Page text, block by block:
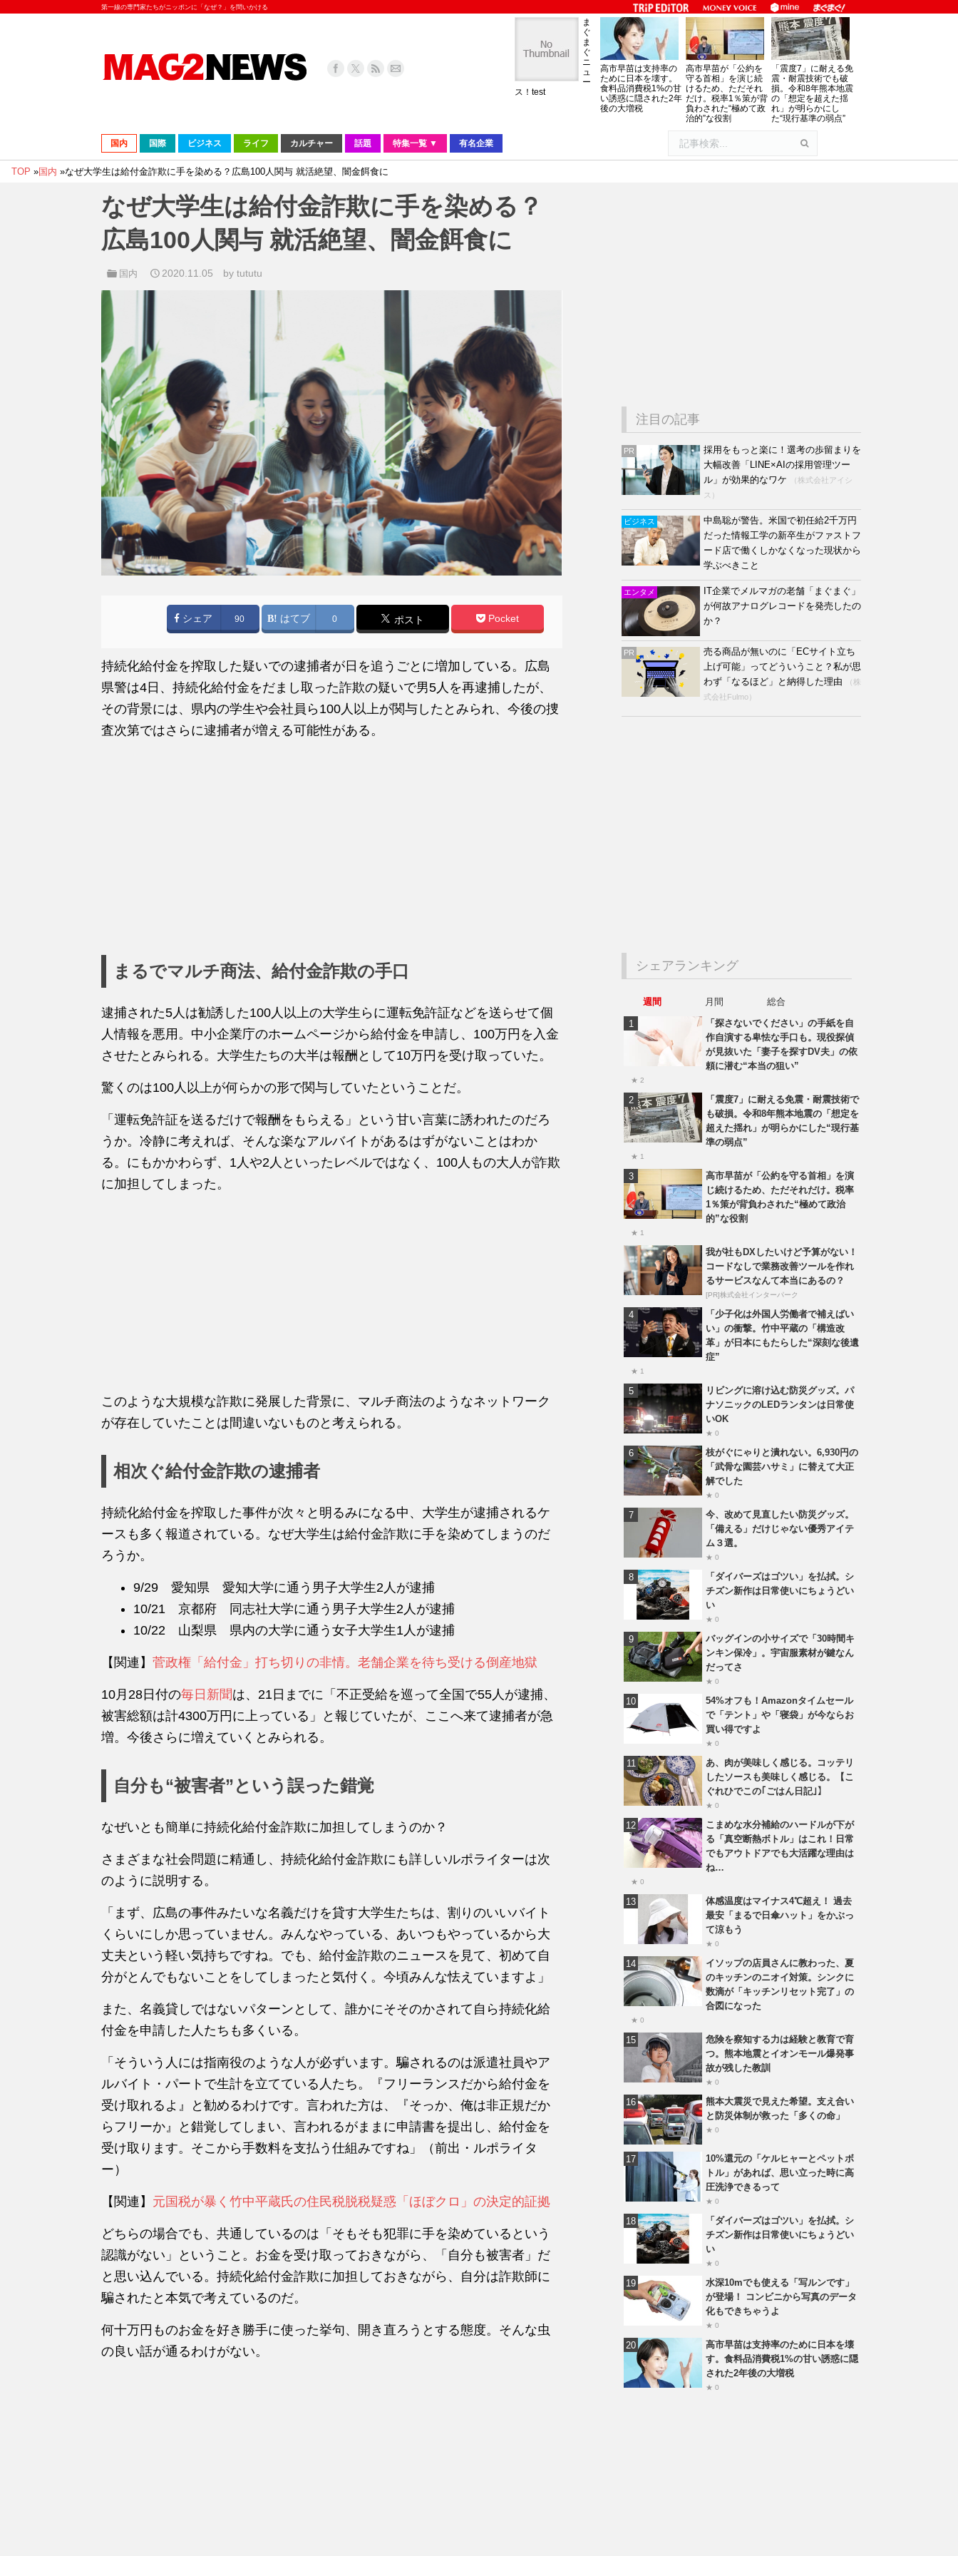
第一線の専門家たちがニッポンに「なぜ？」を問いかける
ま
ぐ
ま
ぐ
ニ
ュ
ー
ス！test
高市早苗は支持率の
ために日本を壊す。
食料品消費税1%の甘
い誘惑に隠された2年
後の大増税
高市早苗が「公約を
守る首相」を演じ続
けるため、ただそれ
だけ。税率1％策が背
負わされた“極めて政
治的”な役割
「震度7」に耐える免
震・耐震技術でも破
損。令和8年熊本地震
の「想定を超えた揺
れ」が明らかにし
た“現行基準の弱点”
国内 国際 ビジネス ライフ カルチャー 話題 特集一覧 ▼ 有名企業
TOP »国内 »なぜ大学生は給付金詐欺に手を染める？広島100人関与 就活絶望、闇金餌食に
なぜ大学生は給付金詐欺に手を染める？
広島100人関与 就活絶望、闇金餌食に
国内 2020.11.05 by tututu
シェア 90 はてブ 0 ポスト Pocket
持続化給付金を搾取した疑いでの逮捕者が日を追うごとに増加している。広島
県警は4日、持続化給付金をだまし取った詐欺の疑いで男5人を再逮捕したが、
その背景には、県内の学生や会社員ら100人以上が関与したとみられ、今後の捜
査次第ではさらに逮捕者が増える可能性がある。
まるでマルチ商法、給付金詐欺の手口
逮捕された5人は勧誘した100人以上の大学生らに運転免許証などを送らせて個
人情報を悪用。中小企業庁のホームページから給付金を申請し、100万円を入金
させたとみられる。大学生たちの大半は報酬として10万円を受け取っていた。
驚くのは100人以上が何らかの形で関与していたということだ。
「運転免許証を送るだけで報酬をもらえる」という甘い言葉に誘われたのだろ
うか。冷静に考えれば、そんな楽なアルバイトがあるはずがないことはわか
る。にもかかわらず、1人や2人といったレベルではなく、100人もの大人が詐欺
に加担してしまった。
このような大規模な詐欺に発展した背景に、マルチ商法のようなネットワーク
が存在していたことは間違いないものと考えられる。
相次ぐ給付金詐欺の逮捕者
持続化給付金を搾取した事件が次々と明るみになる中、大学生が逮捕されるケ
ースも多く報道されている。なぜ大学生は給付金詐欺に手を染めてしまうのだ
ろうか。
9/29 愛知県 愛知大学に通う男子大学生2人が逮捕
10/21 京都府 同志社大学に通う男子大学生2人が逮捕
10/22 山梨県 県内の大学に通う女子大学生1人が逮捕
【関連】 菅政権「給付金」打ち切りの非情。老舗企業を待ち受ける倒産地獄
10月28日付の毎日新聞は、21日までに「不正受給を巡って全国で55人が逮捕、
被害総額は計4300万円に上っている」と報じていたが、ここへ来て逮捕者が急
増。今後さらに増えていくとみられる。
自分も“被害者”という誤った錯覚
なぜいとも簡単に持続化給付金詐欺に加担してしまうのか？
さまざまな社会問題に精通し、持続化給付金詐欺にも詳しいルポライターは次
のように説明する。
「まず、広島の事件みたいな名義だけを貸す大学生たちは、割りのいいバイト
くらいにしか思っていません。みんなやっている、あいつもやっているから大
丈夫という軽い気持ちですね。でも、給付金詐欺のニュースを見て、初めて自
分がとんでもないことをしてしまったと気付く。今頃みんな怯えていますよ」
また、名義貸しではないパターンとして、誰かにそそのかされて自ら持続化給
付金を申請した人たちも多くいる。
「そういう人には指南役のような人が必ずいます。騙されるのは派遣社員やア
ルバイト・パートで生計を立てている人たち。『フリーランスだから給付金を
受け取れるよ』と勧めるわけです。言われた方は、『そっか、俺は非正規だか
らフリーか』と錯覚してしまい、言われるがままに申請書を提出し、給付金を
受け取ります。そこから手数料を支払う仕組みですね」（前出・ルポライタ
ー）
【関連】 元国税が暴く竹中平蔵氏の住民税脱税疑惑「ほぼクロ」の決定的証拠
どちらの場合でも、共通しているのは「そもそも犯罪に手を染めているという
認識がない」ということ。お金を受け取っておきながら、「自分も被害者」だ
と思い込んでいる。持続化給付金詐欺に加担しておきながら、自分は詐欺師に
騙されたと本気で考えているのだ。
何十万円ものお金を好き勝手に使った挙句、開き直ろうとする態度。そんな虫
の良い話が通るわけがない。
注目の記事
PR
採用をもっと楽に！選考の歩留まりを
大幅改善「LINE×AIの採用管理ツー
ル」が効果的なワケ
（株式会社アイシ
ス）
ビジネス
中島聡が警告。米国で初任給2千万円
だった情報工学の新卒生がファストフ
ード店で働くしかなくなった現状から
学ぶべきこと
エンタメ
IT企業でメルマガの老舗「まぐまぐ」
が何故アナログレコードを発売したの
か？
PR
売る商品が無いのに「ECサイト立ち
上げ可能」ってどういうこと？私が思
わず「なるほど」と納得した理由
（株
式会社Fulmo）
シェアランキング
週間 月間
総合
「探さないでください」の手紙を自
作自演する卑怯な手口も。現役探偵
が見抜いた「妻子を探すDV夫」の依
頼に潜む“本当の狙い”
★ 2
「震度7」に耐える免震・耐震技術で
も破損。令和8年熊本地震の「想定を
超えた揺れ」が明らかにした“現行基
準の弱点”
★ 1
高市早苗が「公約を守る首相」を演
じ続けるため、ただそれだけ。税率
1％策が背負わされた“極めて政治
的”な役割
★ 1
我が社もDXしたいけど予算がない！
コードなしで業務改善ツールを作れ
るサービスなんて本当にあるの？
[PR]株式会社インターパーク
「少子化は外国人労働者で補えばい
い」の衝撃。竹中平蔵の「構造改
革」が日本にもたらした“深刻な後遺
症”
★ 1
リビングに溶け込む防災グッズ。パ
ナソニックのLEDランタンは日常使
いOK
★ 0
枝がぐにゃりと潰れない。6,930円の
「武骨な園芸ハサミ」に替えて大正
解でした
★ 0
今、改めて見直したい防災グッズ。
「備える」だけじゃない優秀アイテ
ム３選。
★ 0
「ダイバーズはゴツい」を払拭。シ
チズン新作は日常使いにちょうどい
い
★ 0
バッグインの小サイズで「30時間キ
ンキン保冷」。宇宙服素材が鍵なん
だってさ
★ 0
54%オフも！Amazonタイムセール
で「テント」や「寝袋」が今ならお
買い得ですよ
★ 0
あ、肉が美味しく感じる。コッテリ
したソースも美味しく感じる。【こ
ぐれひでこの｢ごはん日記｣】
★ 0
こまめな水分補給のハードルが下が
る「真空断熱ボトル」はこれ！日常
でもアウトドアでも大活躍な理由は
ね…
★ 0
体感温度はマイナス4℃超え！ 過去
最安「まるで日傘ハット」をかぶっ
て涼もう
★ 0
イソップの店員さんに教わった、夏
のキッチンのニオイ対策。シンクに
数滴が「キッチンリセット完了」の
合図になった
★ 0
危険を察知する力は経験と教育で育
つ。熊本地震とイオンモール爆発事
故が残した教訓
★ 0
熊本大震災で見えた希望。支え合い
と防災体制が救った「多くの命」
★ 0
10%還元の「ケルヒャーとペットボ
トル」があれば、思い立った時に高
圧洗浄できるって
★ 0
「ダイバーズはゴツい」を払拭。シ
チズン新作は日常使いにちょうどい
い
★ 0
水深10mでも使える「写ルンです」
が登場！ コンビニから写真のデータ
化もできちゃうよ
★ 0
高市早苗は支持率のために日本を壊
す。食料品消費税1%の甘い誘惑に隠
された2年後の大増税
★ 0